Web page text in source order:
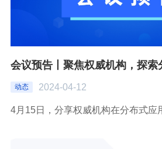
会议预告丨聚焦权威机构，探索
动态 2024-04-12
4月15日，分享权威机构在分布式应